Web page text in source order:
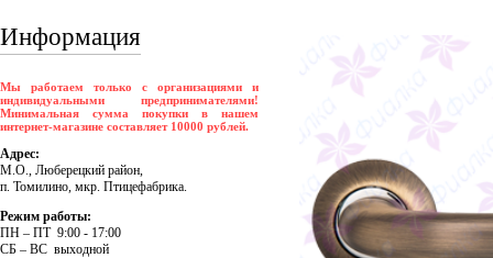
Информация
Мы работаем только с организациями и
индивидуальными предпринимателями!
Минимальная сумма покупки в нашем
интернет-магазине составляет 10000 рублей.
Адрес:
М.О., Люберецкий район,
п. Томилино, мкр. Птицефабрика.
Режим работы:
ПH – ПT 9:00 - 17:00
CБ – BC выходной